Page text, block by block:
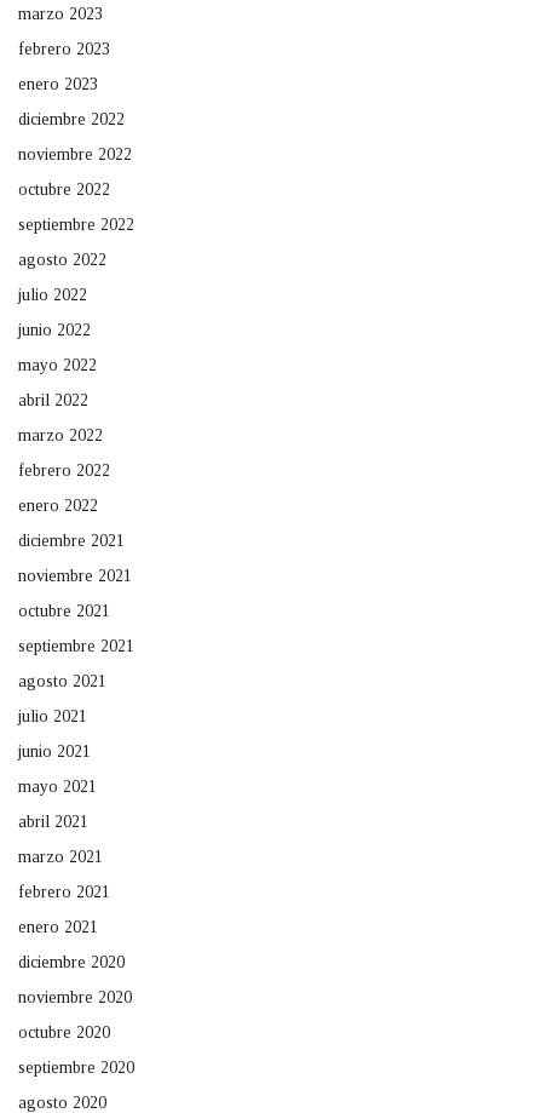
marzo 2023
febrero 2023
enero 2023
diciembre 2022
noviembre 2022
octubre 2022
septiembre 2022
agosto 2022
julio 2022
junio 2022
mayo 2022
abril 2022
marzo 2022
febrero 2022
enero 2022
diciembre 2021
noviembre 2021
octubre 2021
septiembre 2021
agosto 2021
julio 2021
junio 2021
mayo 2021
abril 2021
marzo 2021
febrero 2021
enero 2021
diciembre 2020
noviembre 2020
octubre 2020
septiembre 2020
agosto 2020